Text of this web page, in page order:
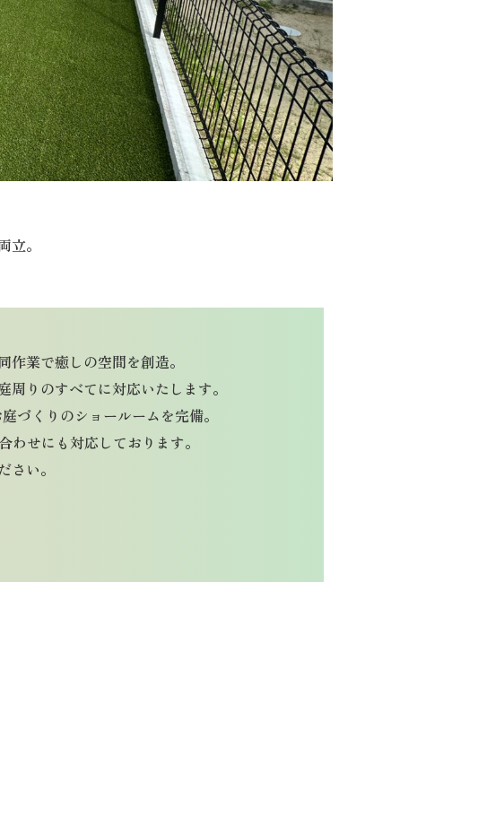
。
業で癒しの空間を創造。
りのすべてに対応いたします。
くりのショールームを完備。
せにも対応しております。
い。